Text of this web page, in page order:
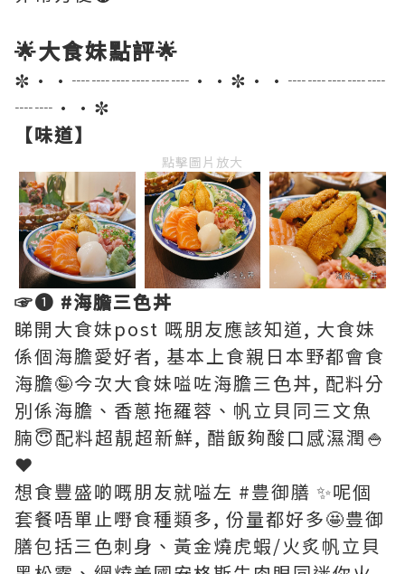
🌟大食妹點評🌟
✼••┈┈┈┈┈┈••✼••┈┈┈┈┈
┈┈••✼
【味道】
點擊圖片放大
☞❶ #海膽三色丼
睇開大食妹post 嘅朋友應該知道, 大食妹
係個海膽愛好者, 基本上食親日本野都會食
海膽🤪今次大食妹嗌咗海膽三色丼, 配料分
別係海膽、香蔥拖羅蓉、帆立貝同三文魚
腩😇配料超靚超新鮮, 醋飯夠酸口感濕潤🍚
❤︎
想食豐盛啲嘅朋友就嗌左 #豊御膳 ✨呢個
套餐唔單止嘢食種類多, 份量都好多🤩豊御
膳包括三色刺身、黃金燒虎蝦/火炙帆立貝